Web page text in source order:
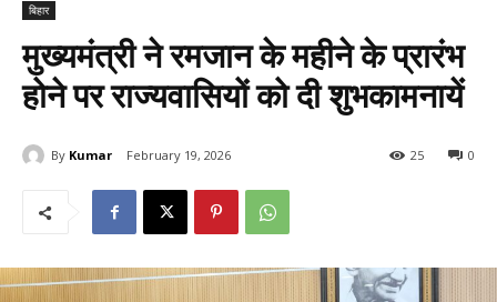
बिहार
मुख्यमंत्री ने रमजान के महीने के प्रारंभ
होने पर राज्यवासियों को दी शुभकामनायें
By Kumar February 19, 2026 0
25